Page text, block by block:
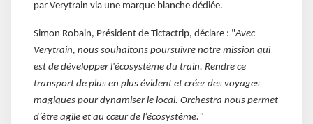
par Verytrain via une marque blanche dédiée.
Simon Robain, Président de Tictactrip, déclare : "Avec
Verytrain, nous souhaitons poursuivre notre mission qui
est de développer l'écosystème du train. Rendre ce
transport de plus en plus évident et créer des voyages
magiques pour dynamiser le local. Orchestra nous permet
d’être agile et au cœur de l’écosystème."